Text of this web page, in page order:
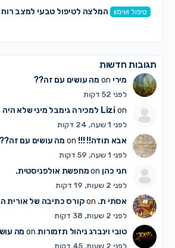
טיפול ואימון המלצה לטיפול טבעי למצב רוח
תגובות חדשות
מיריon מה עושים עם זה??
לפני 52 דקות
Lizion למכירה גימבל מיני שלא היה
לפני 1 שעה, 24 דקות
אבא תודה!! !!!on מה עושים עם זה??
לפני 1 שעה, 59 דקות
חני כהןon מחפשת אולפניסטית.
לפני 2 שעות, 19 דקות
אסתי ת.on קורס כתיבה של אורית
לפני 2 שעות, 38 דקות
טובי וינברג ניהול תזמורותon מה
לפני 2 שעות, 45 דקות